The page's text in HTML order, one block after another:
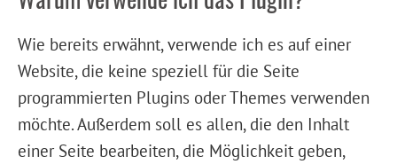
Wie bereits erwähnt, verwende ich es auf einer
Website, die keine speziell für die Seite
programmierten Plugins oder Themes verwenden
möchte. Außerdem soll es allen, die den Inhalt
einer Seite bearbeiten, die Möglichkeit geben,